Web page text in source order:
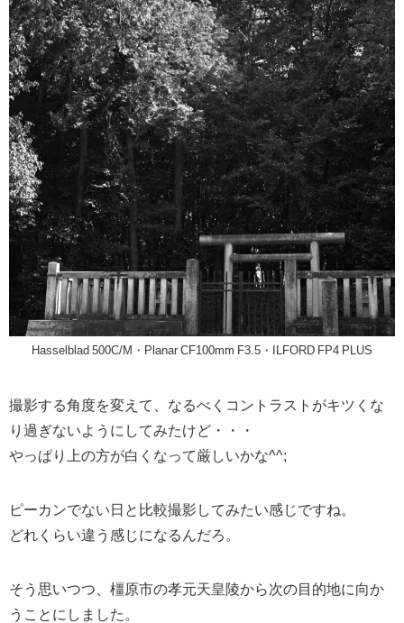
Hasselblad 500C/M・Planar CF100mm F3.5・ILFORD FP4 PLUS
撮影する角度を変えて、なるべくコントラストがキツくな
り過ぎないようにしてみたけど・・・
やっぱり上の方が白くなって厳しいかな^^;
ピーカンでない日と比較撮影してみたい感じですね。
どれくらい違う感じになるんだろ。
そう思いつつ、橿原市の孝元天皇陵から次の目的地に向か
うことにしました。